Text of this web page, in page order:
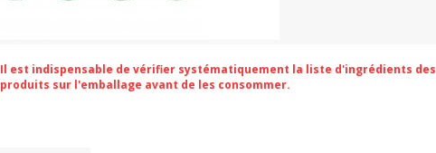
Il est indispensable de vérifier systématiquement la liste d'ingrédients des
produits sur l'emballage avant de les consommer.